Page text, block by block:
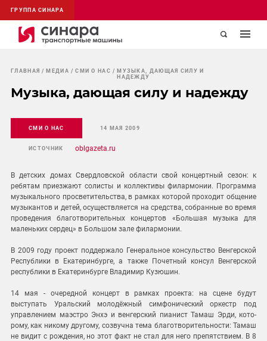
ГРУППА СИНАРА
ГЛАВНАЯ МЕДИА СМИ О НАС
МУЗЫКА, ДАЮЩАЯ СИЛУ И
НАДЕЖДУ
Музыка, дающая силу и надежду
СМИ О НАС 14 МАЯ 2009
ИСТОЧНИК oblgazeta.ru
В детских домах Свердловской области свой концертный сезон: к
ребятам приезжают солисты и коллективы филармонии. Программа
музыкального просветительства, в рамках которой проходит общение
музыкантов и детей, осуществляется на средства, собранные во время
проведения благотворительных концертов «Большая музыка для
маленьких сердец» в Большом зале филармонии.
В 2009 году проект поддержало Гене­ральное консульство Венгерской
Респу­блики в Екатеринбурге, а также Почетный консул Венгерской
республики в Екатерин­бурге Владимир Кузюшин.
14 мая - очередной концерт в рам­ках проекта: на сцене будут
выступать Уральский молодёжный симфонический оркестр под
управлением маэстро Энхэ и венгерский пианист Тамаш Эрди, кото­
рому, как никому другому, созвучна тема благотворительности: Тамаш
не видит с рождения, но этот факт не стал для него препятствием. В 8